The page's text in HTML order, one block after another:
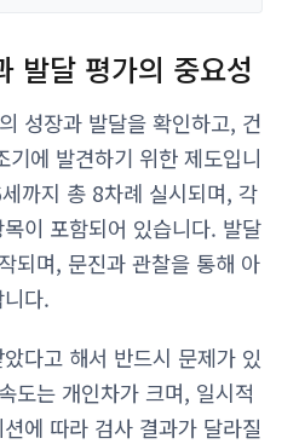
발달 평가의 중요성
성장과 발달을 확인하고, 건
에 발견하기 위한 제도입니
까지 총 8차례 실시되며, 각
이 포함되어 있습니다. 발달
되며, 문진과 관찰을 통해 아
다.
다고 해서 반드시 문제가 있
도는 개인차가 크며, 일시적
에 따라 검사 결과가 달라질